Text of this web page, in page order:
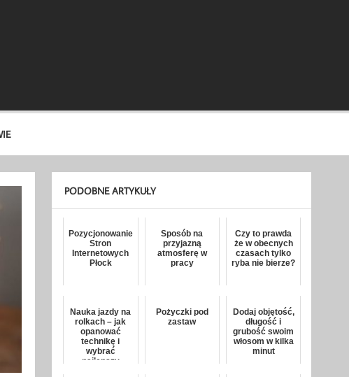
PODOBNE ARTYKUŁY
Pozycjonowanie
Stron
Internetowych
Płock
Sposób na
przyjazną
atmosferę w
pracy
Czy to prawda
że w obecnych
czasach tylko
ryba nie bierze?
Nauka jazdy na
rolkach – jak
opanować
technikę i
wybrać
najlepszy
Pożyczki pod
zastaw
Dodaj objętość,
długość i
grubość swoim
włosom w kilka
minut